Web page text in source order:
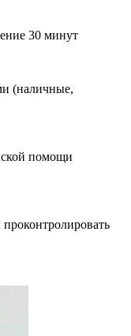
30 минут
(наличные,
помощи